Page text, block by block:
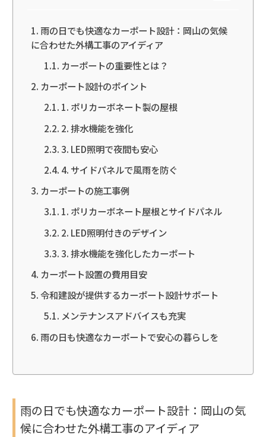
雨の日でも快適なカーポート設計：岡山の気候
に合わせた外構工事のアイディア
カーポートの重要性とは？
カーポート設計のポイント
1. ポリカーボネート製の屋根
2. 排水機能を強化
3. LED照明で夜間も安心
4. サイドパネルで風雨を防ぐ
カーポートの施工事例
1. ポリカーボネート屋根とサイドパネル
2. LED照明付きのデザイン
3. 排水機能を強化したカーポート
カーポート設置の費用目安
令和建設が提供するカーポート設計サポート
メンテナンスアドバイスも充実
雨の日も快適なカーポートで安心の暮らしを
雨の日でも快適なカーポート設計：岡山の気
候に合わせた外構工事のアイディア